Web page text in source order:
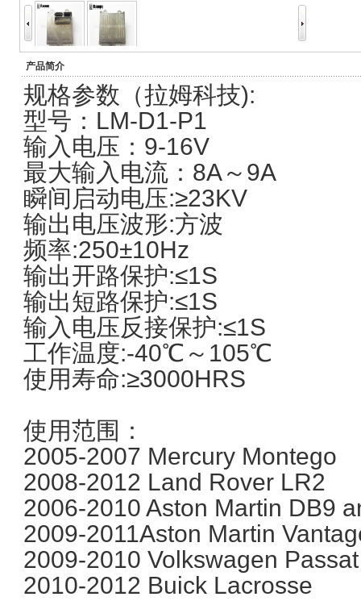
产品简介
规格参数（拉姆科技):
型号：LM-D1-P1
输入电压：9-16V
最大输入电流：8A～9A
瞬间启动电压:≥23KV
输出电压波形:方波
频率:250±10Hz
输出开路保护:≤1S
输出短路保护:≤1S
输入电压反接保护:≤1S
工作温度:-40℃～105℃
使用寿命:≥3000HRS
使用范围：
2005-2007 Mercury Montego
2008-2012 Land Rover LR2
2006-2010 Aston Martin DB9
2009-2011Aston Martin
2009-2010 Volkswagen
2010-2012 Buick Lacrosse